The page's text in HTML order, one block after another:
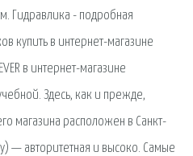
Гидравлика - подробная
купить в интернет-магазине
в интернет-магазине
Здесь, как и прежде,
магазина расположен в Санкт-
— авторитетная и высоко. Самые